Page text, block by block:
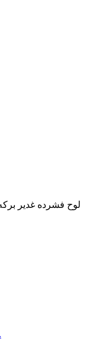
لوح فشرده غدیر